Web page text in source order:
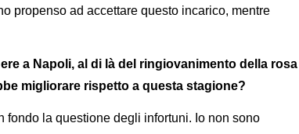
propenso ad accettare questo incarico, mentre
a Napoli, al di là del ringiovanimento della rosa
migliorare rispetto a questa stagione?
la questione degli infortuni. Io non sono